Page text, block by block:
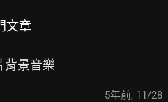
文章
背景音樂
5年前, 11/28